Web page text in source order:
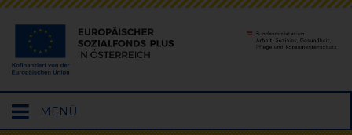
Hauptmenü
öffnen
MENÜ